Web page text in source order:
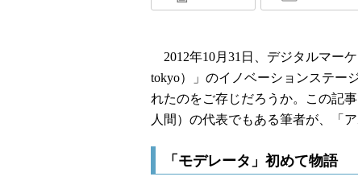
2012年10月31日、デジタルマー
tokyo）」のイノベーションステー
れたのをご存じだろうか。この記
人間）の代表でもある筆者が、「
「モデレータ」初めて物語